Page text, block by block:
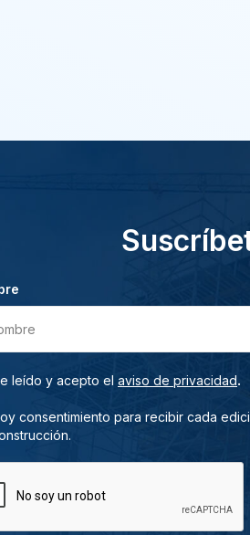
leído y acepto el aviso de privacidad.
consentimiento para recibir cada